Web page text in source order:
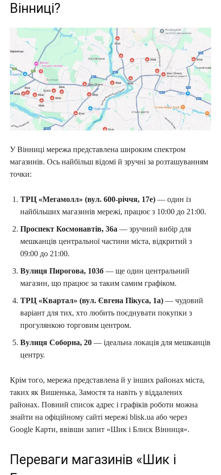
Вінниці?
У Вінниці мережа представлена широким спектром
магазинів. Ось найбільш відомі й зручні за розташуванням
точки:
ТРЦ «Мегамолл» (вул. 600-річчя, 17е) — один із
найбільших магазинів мережі, працює з 10:00 до 21:00.
Проспект Космонавтів, 36а — зручний вибір для
мешканців центральної частини міста, відкритий з
09:00 до 21:00.
Вулиця Пирогова, 103б — ще один центральний
магазин, що працює за таким самим графіком.
ТРЦ «Квартал» (вул. Євгена Пікуса, 1а) — чудовий
варіант для тих, хто любить поєднувати покупки з
прогулянкою торговим центром.
Вулиця Соборна, 20 — ідеальна локація для мешканців
центру.
Крім того, мережа представлена й у інших районах міста,
таких як Вишенька, Замостя та навіть у віддалених
районах. Повний список адрес і графіків роботи можна
знайти на офіційному сайті мережі blisk.ua або через
Google Карти, ввівши запит «Шик і Блиск Вінниця».
Переваги магазинів «Шик і